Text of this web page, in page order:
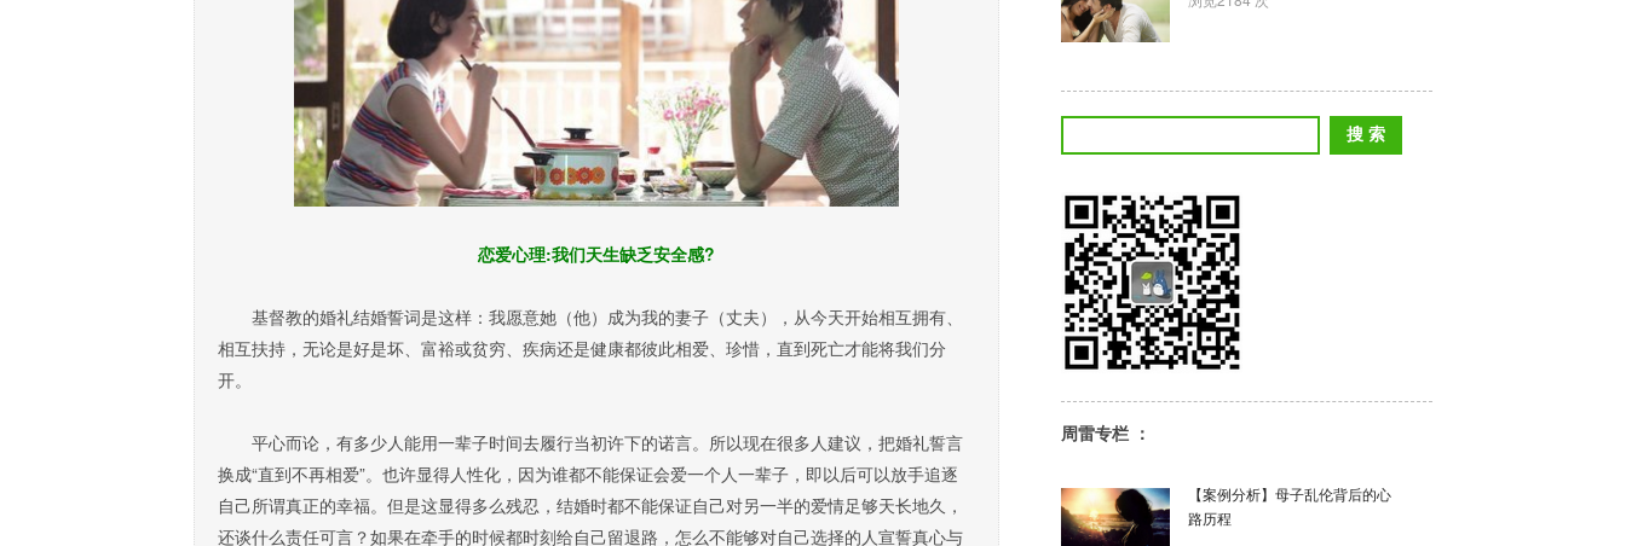
恋爱心理:我们天生缺乏安全感?
基督教的婚礼结婚誓词是这样：我愿意她（他）成为我的妻子（丈夫），从今天开始相互拥有、
相互扶持，无论是好是坏、富裕或贫穷、疾病还是健康都彼此相爱、珍惜，直到死亡才能将我们分
开。
平心而论，有多少人能用一辈子时间去履行当初许下的诺言。所以现在很多人建议，把婚礼誓言
换成“直到不再相爱”。也许显得人性化，因为谁都不能保证会爱一个人一辈子，即以后可以放手追逐
自己所谓真正的幸福。但是这显得多么残忍，结婚时都不能保证自己对另一半的爱情足够天长地久，
还谈什么责任可言？如果在牵手的时候都时刻给自己留退路，怎么不能够对自己选择的人宣誓真心与
周雷专栏 ：
【案例分析】母子乱伦背后的心
路历程